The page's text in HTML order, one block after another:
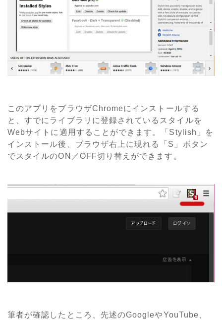
このアプリをブラウザChromeにインストールする
と、すでにライブラリに登録されているスタイルを
Webサイトに適用することができます。「Stylish」を
インストール後、ブラウザ右上に現れる「S」ボタン
でスタイルのON／OFF切り替えができます。
筆者が確認したところ、先述のGoogleやYouTube、